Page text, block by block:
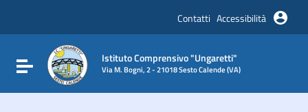
Vai al footer
Contatti Accessibilità
Attiva / disattiva la navigazione
Istituto Comprensivo "Ungaretti"
Via M. Bogni, 2 - 21018 Sesto Calende (VA)